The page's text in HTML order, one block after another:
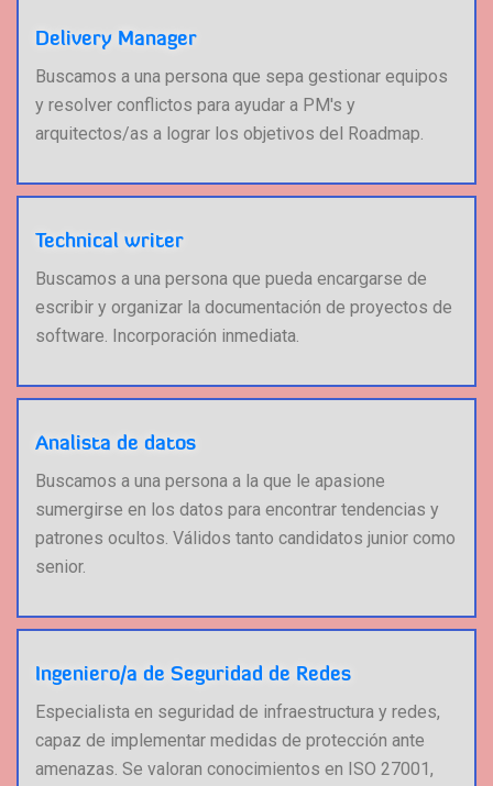
Delivery Manager
Buscamos a una persona que sepa gestionar equipos
y resolver conflictos para ayudar a PM's y
arquitectos/as a lograr los objetivos del Roadmap.
Technical writer
Buscamos a una persona que pueda encargarse de
escribir y organizar la documentación de proyectos de
software. Incorporación inmediata.
Analista de datos
Buscamos a una persona a la que le apasione
sumergirse en los datos para encontrar tendencias y
patrones ocultos. Válidos tanto candidatos junior como
senior.
Ingeniero/a de Seguridad de Redes
Especialista en seguridad de infraestructura y redes,
capaz de implementar medidas de protección ante
amenazas. Se valoran conocimientos en ISO 27001,